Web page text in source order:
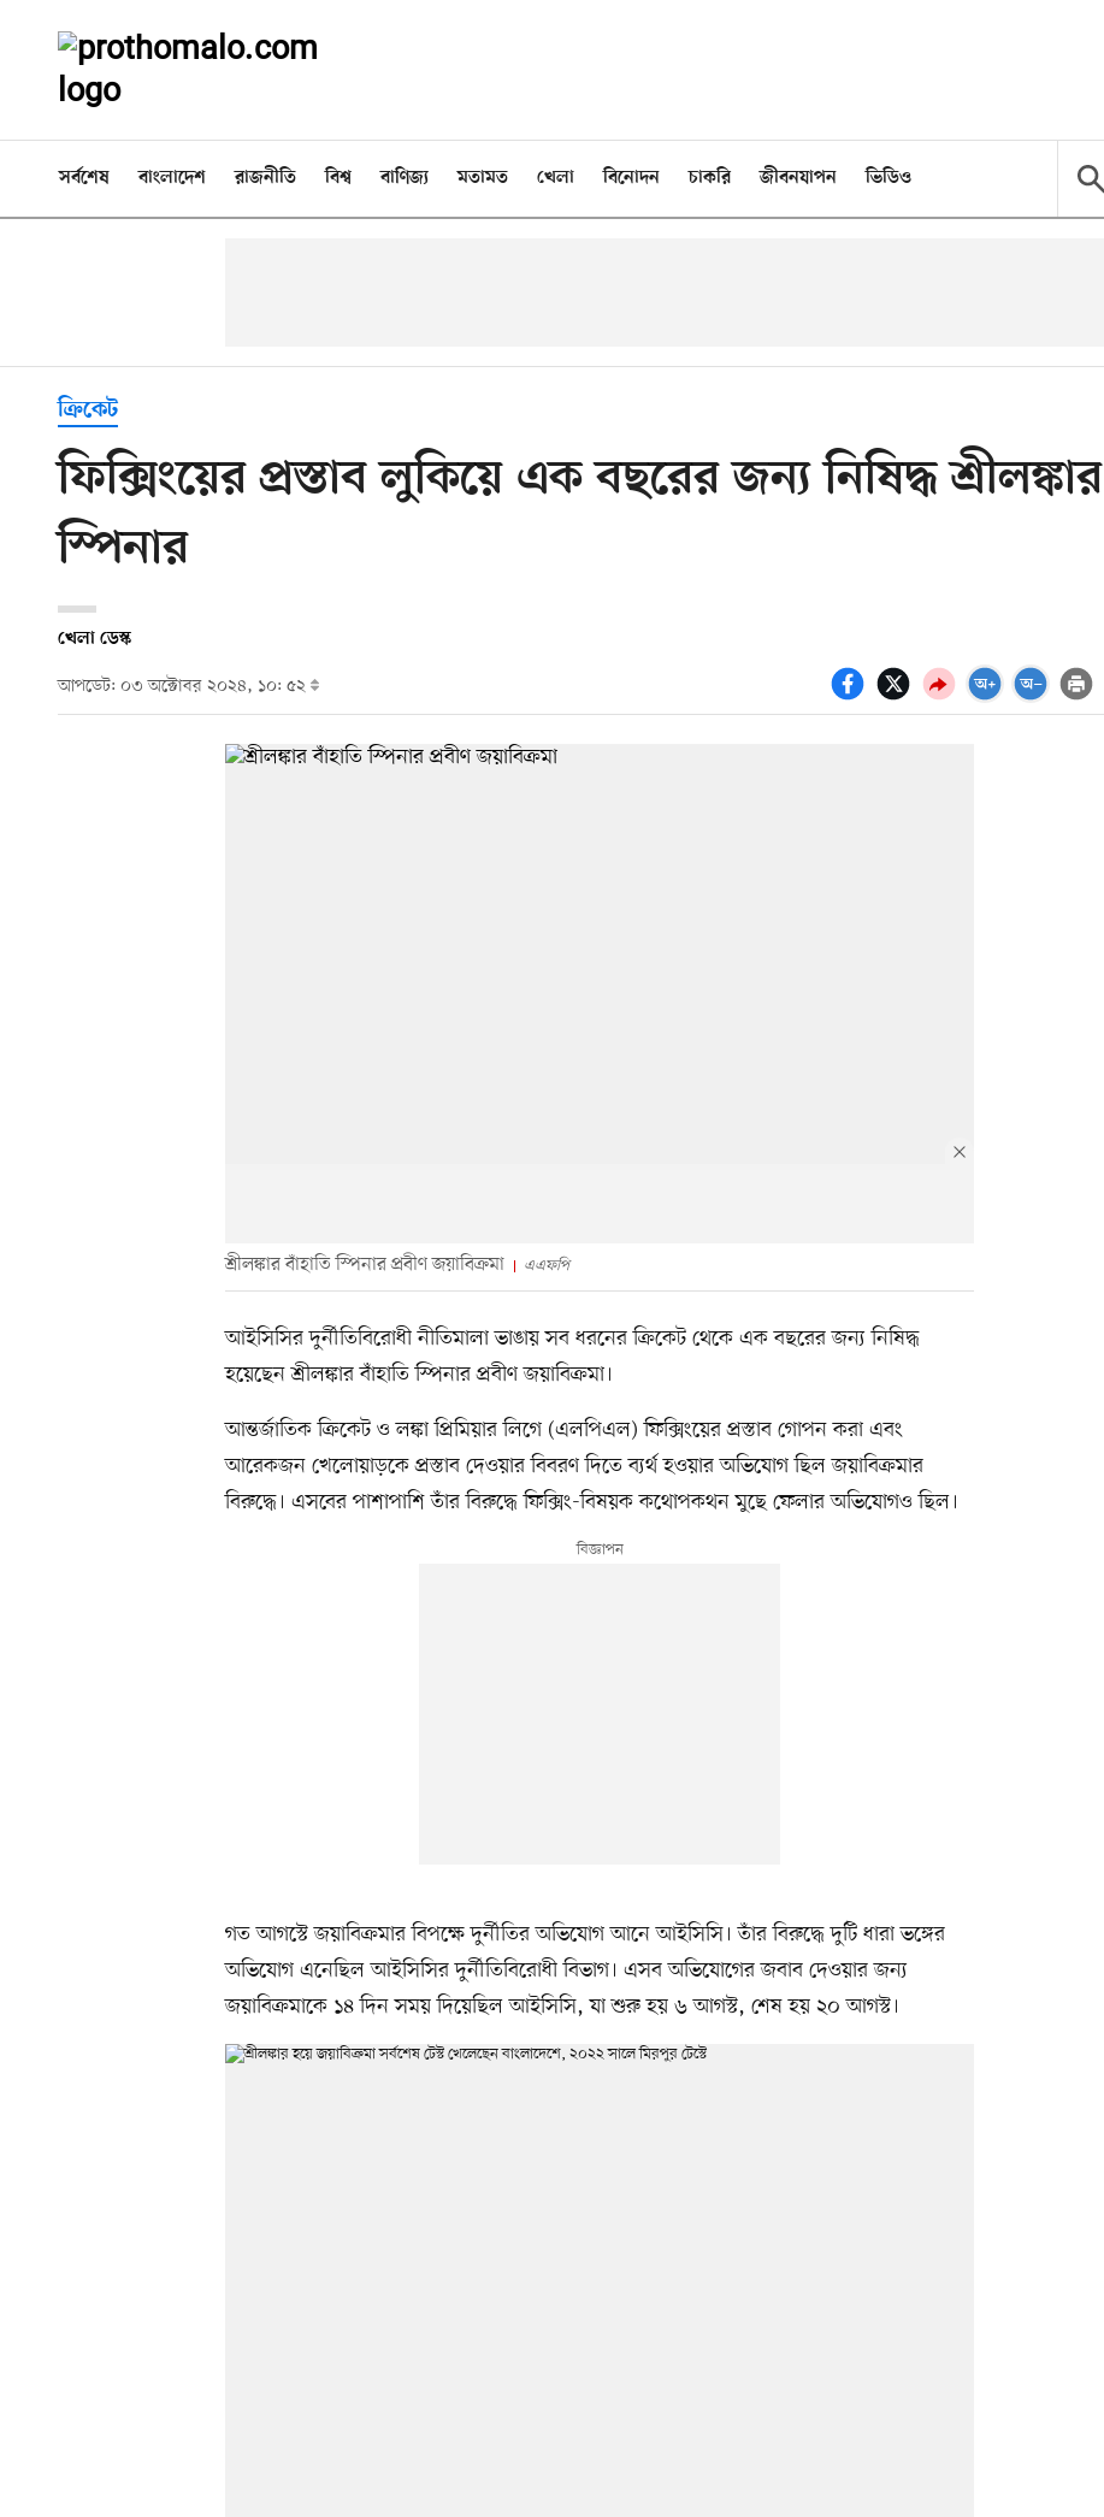
সর্বশেষ বাংলাদেশ রাজনীতি বিশ্ব বাণিজ্য মতামত খেলা বিনোদন চাকরি জীবনযাপন ভিডিও
ক্রিকেট
ফিক্সিংয়ের প্রস্তাব লুকিয়ে এক বছরের জন্য নিষিদ্ধ শ্রীলঙ্কার
স্পিনার
খেলা ডেস্ক
আপডেট: ০৩ অক্টোবর ২০২৪, ১০: ৫২
শ্রীলঙ্কার বাঁহাতি স্পিনার প্রবীণ জয়াবিক্রমা এএফপি
আইসিসির দুর্নীতিবিরোধী নীতিমালা ভাঙায় সব ধরনের ক্রিকেট থেকে এক বছরের জন্য নিষিদ্ধ
হয়েছেন শ্রীলঙ্কার বাঁহাতি স্পিনার প্রবীণ জয়াবিক্রমা।
আন্তর্জাতিক ক্রিকেট ও লঙ্কা প্রিমিয়ার লিগে (এলপিএল) ফিক্সিংয়ের প্রস্তাব গোপন করা এবং
আরেকজন খেলোয়াড়কে প্রস্তাব দেওয়ার বিবরণ দিতে ব্যর্থ হওয়ার অভিযোগ ছিল জয়াবিক্রমার
বিরুদ্ধে। এসবের পাশাপাশি তাঁর বিরুদ্ধে ফিক্সিং-বিষয়ক কথোপকথন মুছে ফেলার অভিযোগও ছিল।
গত আগস্টে জয়াবিক্রমার বিপক্ষে দুর্নীতির অভিযোগ আনে আইসিসি। তাঁর বিরুদ্ধে দুটি ধারা ভঙ্গের
অভিযোগ এনেছিল আইসিসির দুর্নীতিবিরোধী বিভাগ। এসব অভিযোগের জবাব দেওয়ার জন্য
জয়াবিক্রমাকে ১৪ দিন সময় দিয়েছিল আইসিসি, যা শুরু হয় ৬ আগস্ট, শেষ হয় ২০ আগস্ট।